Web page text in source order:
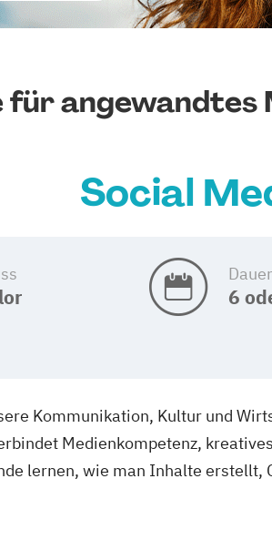
für angewandtes
Social
Dauer
6
Kommunikation, Kultur und
Medienkompetenz,
lernen, wie man Inhalte